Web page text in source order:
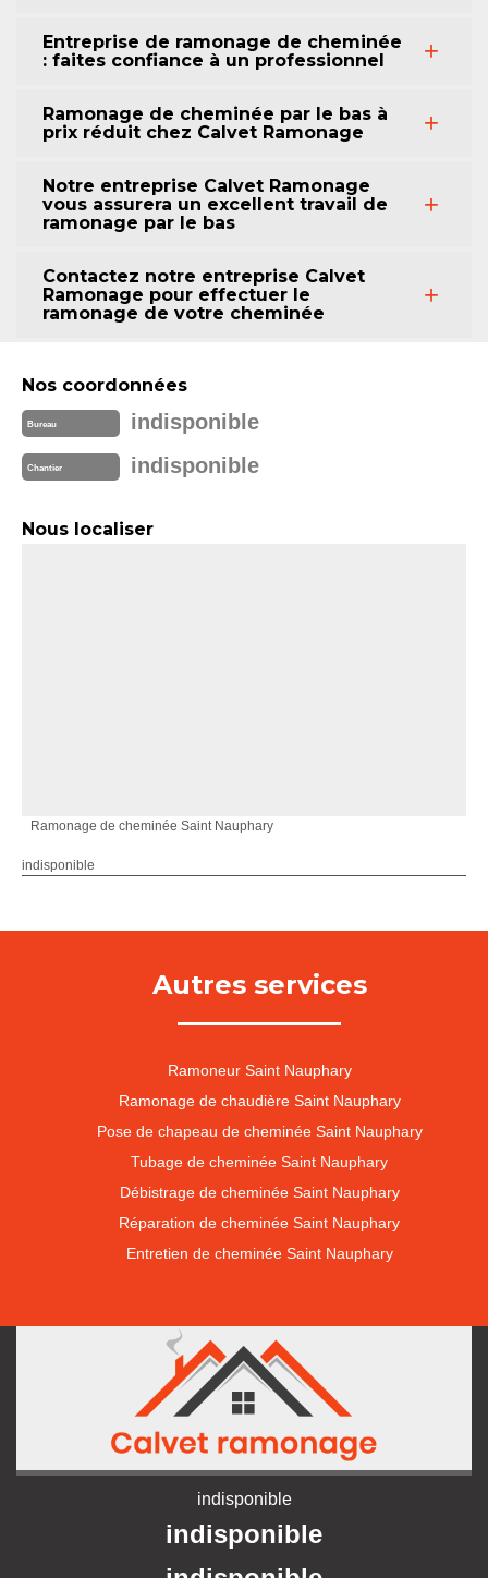
Entreprise de ramonage de cheminée
: faites confiance à un professionnel
Ramonage de cheminée par le bas à
prix réduit chez Calvet Ramonage
Notre entreprise Calvet Ramonage
vous assurera un excellent travail de
ramonage par le bas
Contactez notre entreprise Calvet
Ramonage pour effectuer le
ramonage de votre cheminée
Nos coordonnées
Bureau indisponible
Chantier indisponible
Nous localiser
Ramonage de cheminée Saint Nauphary
indisponible
Autres services
Ramoneur Saint Nauphary
Ramonage de chaudière Saint Nauphary
Pose de chapeau de cheminée Saint Nauphary
Tubage de cheminée Saint Nauphary
Débistrage de cheminée Saint Nauphary
Réparation de cheminée Saint Nauphary
Entretien de cheminée Saint Nauphary
indisponible
indisponible